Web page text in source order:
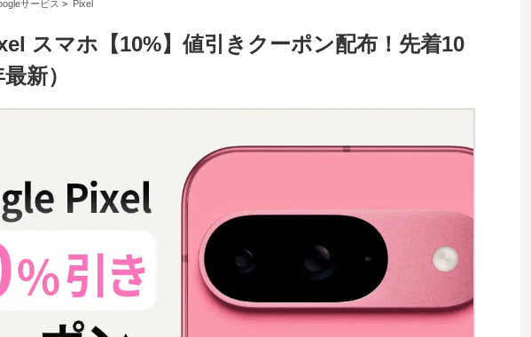
サービス > Pixel
スマホ【10%】値引きクーポン配布！先着10
新）